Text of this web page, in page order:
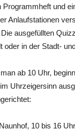
und
Anlaufstationen
ausgefüllten
in der Stadt-
ab 10 Uhr,
Uhrzeigersinn
10 bis 16 Uhr